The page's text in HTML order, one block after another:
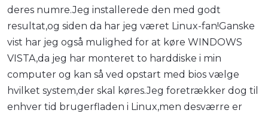
deres numre.Jeg installerede den med godt
resultat,og siden da har jeg været Linux-fan!Ganske
vist har jeg også mulighed for at køre WINDOWS
VISTA,da jeg har monteret to harddiske i min
computer og kan så ved opstart med bios vælge
hvilket system,der skal køres.Jeg foretrækker dog til
enhver tid brugerfladen i Linux,men desværre er